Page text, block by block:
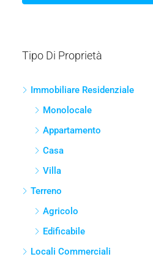
Tipo Di Proprietà
Immobiliare Residenziale
Monolocale
Appartamento
Casa
Villa
Terreno
Agricolo
Edificabile
Locali Commerciali